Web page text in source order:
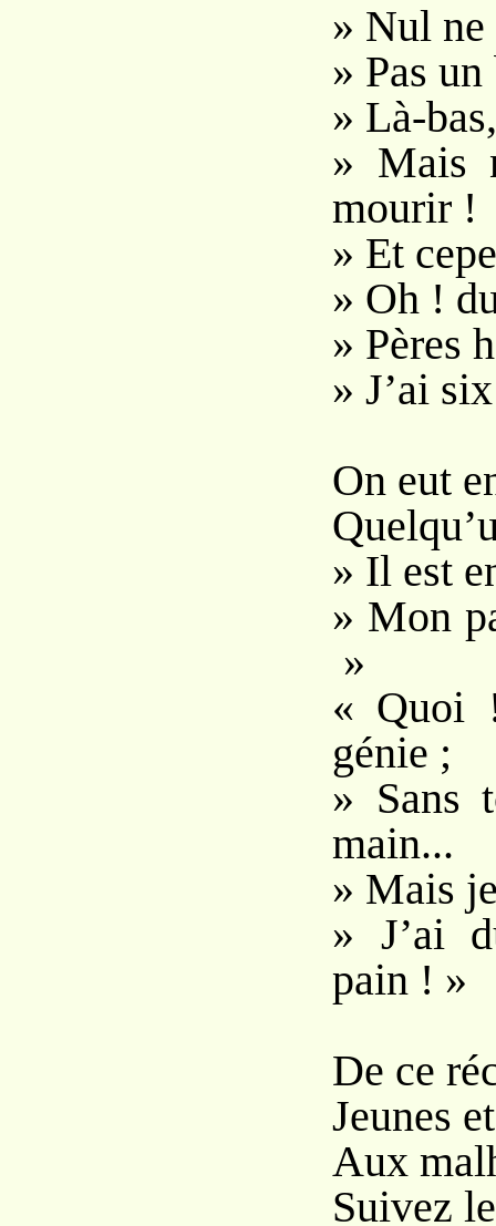
» Nul ne
» Pas
» Là-
» Mais
mourir !
» Et
» Oh !
» Pères
» J’ai
On eut
» Il est
» Mon
»
« Quoi
génie ;
» Sans
main...
» Mais
» J’ai
pain ! »
De ce
Jeunes
Aux
Suivez